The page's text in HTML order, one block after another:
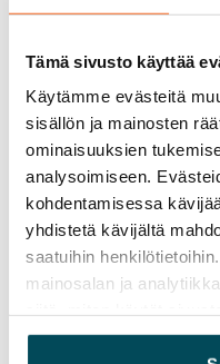
Tämä sivusto käyttää
Käytämme evästeitä
sisällön ja mainosten
ominaisuuksien
analysoimiseen.
kohdentamisessa
yhdistetä kävijältä
saatuihin
mainosalan ja
yhdistää näitä tietoja
48,5 m² · 2h+kk
Katso